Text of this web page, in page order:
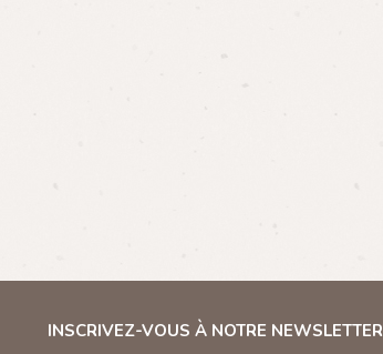
INSCRIVEZ-VOUS À NOTRE NEWSLETTER